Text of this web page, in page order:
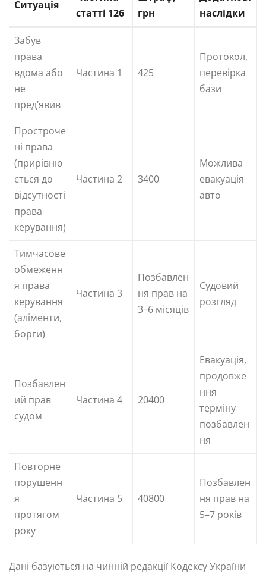
Ситуація
статті 126
грн
наслідки
Забув
права
вдома або
не
пред’явив
Частина 1 425
Протокол,
перевірка
бази
Простроче
ні права
(прирівню
ється до
відсутності
права
керування)
Частина 2 3400
Можлива
евакуація
авто
Тимчасове
обмеженн
я права
керування
(аліменти,
борги)
Частина 3
Позбавлен
ня прав на
3–6 місяців
Судовий
розгляд
Позбавлен
ий прав
судом
Частина 4 20400
Евакуація,
продовже
ння
терміну
позбавлен
ня
Повторне
порушенн
я
протягом
року
Частина 5 40800
Позбавлен
ня прав на
5–7 років
Дані базуються на чинній редакції Кодексу України